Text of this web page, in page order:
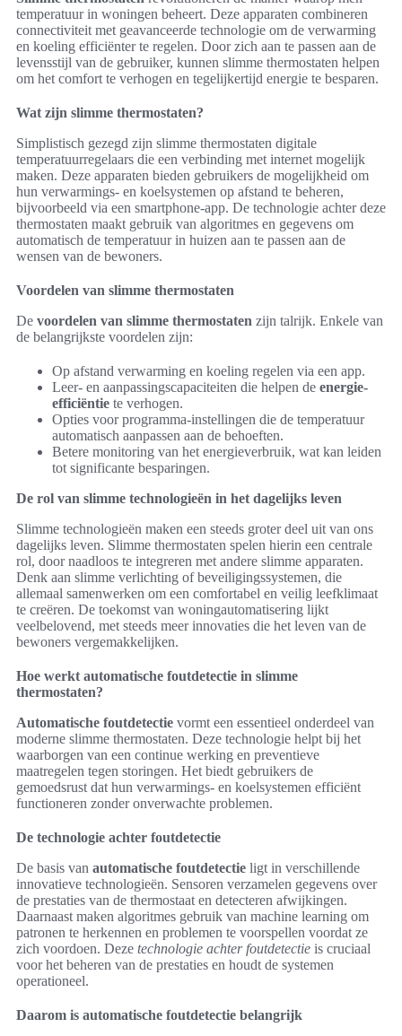
temperatuur in woningen beheert. Deze apparaten combineren
connectiviteit met geavanceerde technologie om de verwarming
en koeling efficiënter te regelen. Door zich aan te passen aan de
levensstijl van de gebruiker, kunnen slimme thermostaten helpen
om het comfort te verhogen en tegelijkertijd energie te besparen.
Wat zijn slimme thermostaten?
Simplistisch gezegd zijn slimme thermostaten digitale
temperatuurregelaars die een verbinding met internet mogelijk
maken. Deze apparaten bieden gebruikers de mogelijkheid om
hun verwarmings- en koelsystemen op afstand te beheren,
bijvoorbeeld via een smartphone-app. De technologie achter deze
thermostaten maakt gebruik van algoritmes en gegevens om
automatisch de temperatuur in huizen aan te passen aan de
wensen van de bewoners.
Voordelen van slimme thermostaten
De voordelen van slimme thermostaten zijn talrijk. Enkele van
de belangrijkste voordelen zijn:
Op afstand verwarming en koeling regelen via een app.
Leer- en aanpassingscapaciteiten die helpen de energie-
efficiëntie te verhogen.
Opties voor programma-instellingen die de temperatuur
automatisch aanpassen aan de behoeften.
Betere monitoring van het energieverbruik, wat kan leiden
tot significante besparingen.
De rol van slimme technologieën in het dagelijks leven
Slimme technologieën maken een steeds groter deel uit van ons
dagelijks leven. Slimme thermostaten spelen hierin een centrale
rol, door naadloos te integreren met andere slimme apparaten.
Denk aan slimme verlichting of beveiligingssystemen, die
allemaal samenwerken om een comfortabel en veilig leefklimaat
te creëren. De toekomst van woningautomatisering lijkt
veelbelovend, met steeds meer innovaties die het leven van de
bewoners vergemakkelijken.
Hoe werkt automatische foutdetectie in slimme
thermostaten?
Automatische foutdetectie vormt een essentieel onderdeel van
moderne slimme thermostaten. Deze technologie helpt bij het
waarborgen van een continue werking en preventieve
maatregelen tegen storingen. Het biedt gebruikers de
gemoedsrust dat hun verwarmings- en koelsystemen efficiënt
functioneren zonder onverwachte problemen.
De technologie achter foutdetectie
De basis van automatische foutdetectie ligt in verschillende
innovatieve technologieën. Sensoren verzamelen gegevens over
de prestaties van de thermostaat en detecteren afwijkingen.
Daarnaast maken algoritmes gebruik van machine learning om
patronen te herkennen en problemen te voorspellen voordat ze
zich voordoen. Deze technologie achter foutdetectie is cruciaal
voor het beheren van de prestaties en houdt de systemen
operationeel.
Daarom is automatische foutdetectie belangrijk